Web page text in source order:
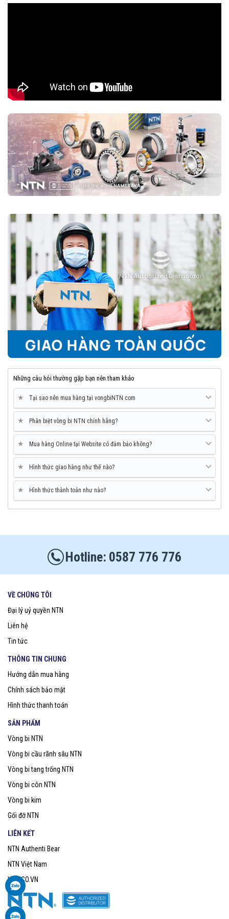
chọn mua đúng vòng bi NTN chính hãng Bạn nên lựa chọnĐại lý uỷ
Những câu hỏi thường gặp bạn nên tham khảo
★ Tại sao nên mua hàng tại vongbiNTN.com
★ Phân biệt vòng bi NTN chính hãng?
★ Mua hàng Online tại Website có đảm bảo không?
★ Hình thức giao hàng như thế nào?
★ Hình thức thành toán như nào?
0587 776 776
VỀ CHÚNG TÔI
Đại lý uỷ quyền NTN
Liên hệ
Tin tức
THÔNG TIN CHUNG
Hướng dẫn mua hàng
Chính sách bảo mật
Hình thức thanh toán
SẢN PHẨM
Vòng bi NTN
Vòng bi cầu rãnh sâu NTN
Vòng bi tang trống NTN
Vòng bi côn NTN
Vòng bi kim
Gối đỡ NTN
LIÊN KẾT
NTN Authenti Bear
NTN Việt Nam
VOBICO.VN